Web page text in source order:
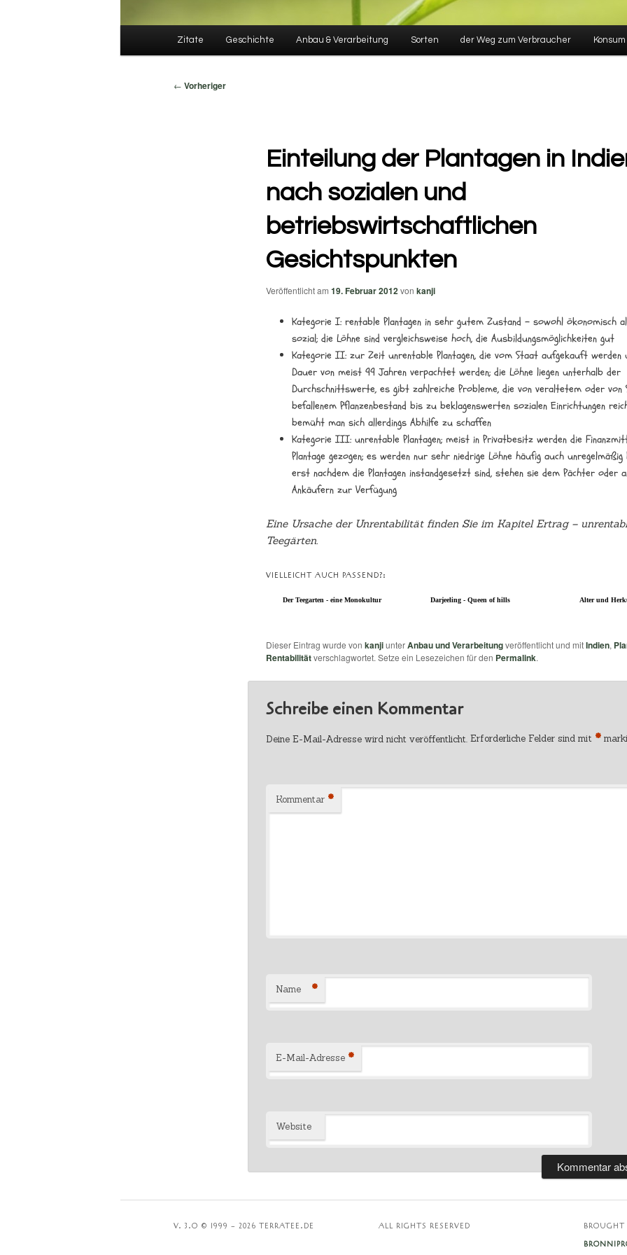
Zitate Geschichte Anbau & Verarbeitung Sorten der Weg zum Verbraucher Konsum
Beitragsnavigation
← Vorheriger
Einteilung der Plantagen in
nach sozialen und
betriebswirtschaftlichen
Gesichtspunkten
Veröffentlicht am 19. Februar 2012von kanji
Kategorie I: rentable Plantagen in sehr gutem Zustand – sowohl ökonomisch
sozial; die Löhne sind vergleichsweise hoch, die Ausbildungsmöglichkeiten gut
Kategorie II: zur Zeit unrentable Plantagen, die vom Staat aufgekauft werden
Dauer von meist 99 Jahren verpachtet werden; die Löhne liegen unterhalb der
Durchschnittswerte, es gibt zahlreiche Probleme, die von veraltetem oder von
befallenem Pflanzenbestand bis zu beklagenswerten sozialen Einrichtungen
bemüht man sich allerdings Abhilfe zu schaffen
Kategorie III: unrentable Plantagen; meist in Privatbesitz werden die
Plantage gezogen; es werden nur sehr niedrige Löhne häufig auch
erst nachdem die Plantagen instandgesetzt sind, stehen sie dem Pächter oder
Ankäufern zur Verfügung
Eine Ursache der Unrentabilität finden Sie im Kapitel Ertrag –
Teegärten.
VIELLEICHT AUCH PASSEND?:
Der Teegarten - eine Monokultur Darjeeling - Queen of hills Alter und
Dieser Eintrag wurde von kanjiunterAnbau und Verarbeitungveröffentlicht und mitIndien,
Rentabilitätverschlagwortet. Setze ein Lesezeichen für den Permalink.
Schreibe einen Kommentar
Deine E-Mail-Adresse wird nicht veröffentlicht. Erforderliche Felder sind mit *
Kommentar *
Name *
E-Mail-Adresse *
Website
V. 3.O © 1999 – 2026 TERRATEE.DE ALL RIGHTS RESERVED